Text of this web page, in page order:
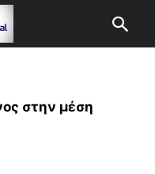
στην μέση